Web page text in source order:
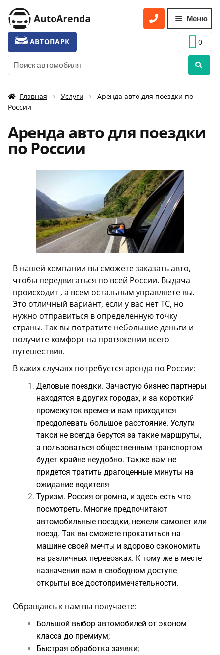
Меню
УСЛУГИ
АРЕНДА АВТОМОБИЛЯ ДЛЯ ПОЕЗДКИ ЗА ГРАНИЦУ
ПРОКАТ АВТОМОБИЛЕЙ ДЛЯ ИНОСТРАНЦЕВ
ДОЛГОСРОЧНАЯ АРЕНДА АВТОМОБИЛЯ
АРЕНДА АВТО ДЛЯ ПОЕЗДКИ ПО РОССИИ
АРЕНДА АВТО С ВЫКУПОМ
ТЕХПОМОЩЬ
АРЕНДА АВТОМОБИЛЕЙ НА СВАДЬБУ
ТАРИФЫ
О НАС
УСЛОВИЯ АРЕНДЫ
АКЦИИ
КОНТАКТЫ
АВТОПАРК 0
Главная Услуги
Аренда авто для поездки по
России
Аренда авто для поездки
по России
В нашей компании вы сможете заказать авто,
чтобы передвигаться по всей России. Выдача
происходит , а всем остальным управляете вы.
Это отличный вариант, если у вас нет ТС, но
нужно отправиться в определенную точку
страны. Так вы потратите небольшие деньги и
получите комфорт на протяжении всего
путешествия.
В каких случаях потребуется аренда по России:
Деловые поездки. Зачастую бизнес партнеры
находятся в других городах, и за короткий
промежуток времени вам приходится
преодолевать большое расстояние. Услуги
такси не всегда берутся за такие маршруты,
а пользоваться общественным транспортом
будет крайне неудобно. Также вам не
придется тратить драгоценные минуты на
ожидание водителя.
Туризм. Россия огромна, и здесь есть что
посмотреть. Многие предпочитают
автомобильные поездки, нежели самолет или
поезд. Так вы сможете прокатиться на
машине своей мечты и здорово сэкономить
на различных перевозках. К тому же в месте
назначения вам в свободном доступе
открыты все достопримечательности.
Обращаясь к нам вы получаете:
Большой выбор автомобилей от эконом
класса до премиум;
Быстрая обработка заявки;